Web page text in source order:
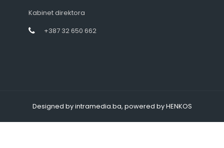
Kabinet direktora
+387 32 650 662
Designed by intramedia.ba, powered by HENKOS